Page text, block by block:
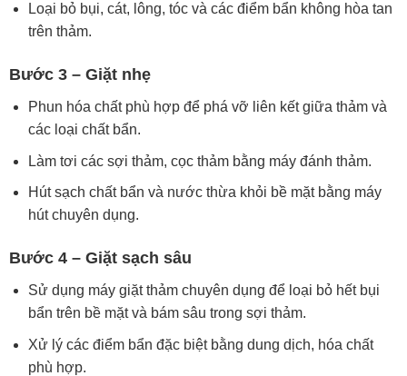
Loại bỏ bụi, cát, lông, tóc và các điểm bẩn không hòa tan
trên thảm.
Bước 3 – Giặt nhẹ
Phun hóa chất phù hợp để phá vỡ liên kết giữa thảm và
các loại chất bẩn.
Làm tơi các sợi thảm, cọc thảm bằng máy đánh thảm.
Hút sạch chất bẩn và nước thừa khỏi bề mặt bằng máy
hút chuyên dụng.
Bước 4 – Giặt sạch sâu
Sử dụng máy giặt thảm chuyên dụng để loại bỏ hết bụi
bẩn trên bề mặt và bám sâu trong sợi thảm.
Xử lý các điểm bẩn đặc biệt bằng dung dịch, hóa chất
phù hợp.